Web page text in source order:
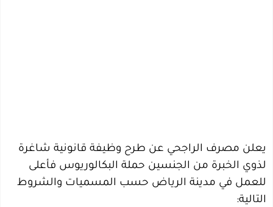
يعلن مصرف الراجحي عن طرح وظيفة قانونية شاغرة
لذوي الخبرة من الجنسين حملة البكالوريوس فأعلى
للعمل في مدينة الرياض حسب المسميات والشروط
التالية: